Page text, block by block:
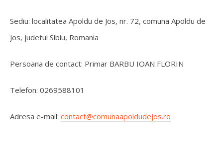
Sediu: localitatea Apoldu de Jos, nr. 72, comuna Apoldu de
Jos, judetul Sibiu, Romania
Persoana de contact: Primar BARBU IOAN FLORIN
Telefon: 0269588101
Adresa e-mail: contact@comunaapoldudejos.ro